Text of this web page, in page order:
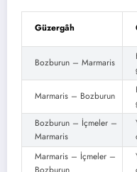
Güzergâh
Bozburun – Marmaris
Marmaris – Bozburun
Bozburun – İçmeler –
Marmaris
Marmaris – İçmeler –